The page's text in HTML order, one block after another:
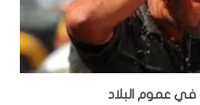
في عموم البلاد